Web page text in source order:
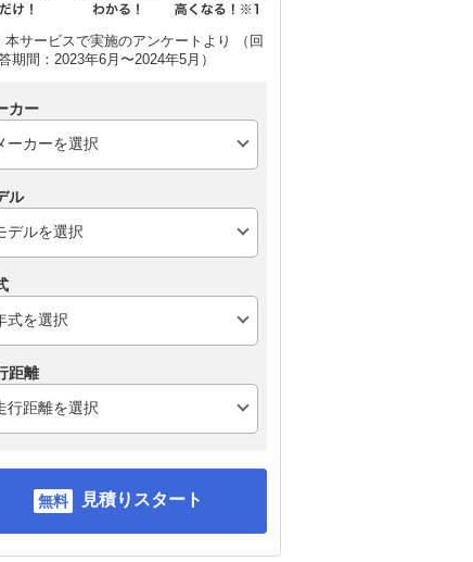
サービスで実施のアンケートより （回
期間：2023年6月〜2024年5月）
カー
ル
距離
見積りスタート